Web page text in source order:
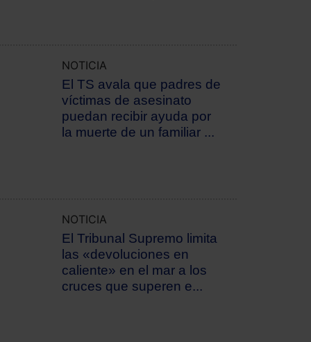
NOTICIA
El TS avala que padres de
víctimas de asesinato
puedan recibir ayuda por
la muerte de un familiar ...
NOTICIA
El Tribunal Supremo limita
las «devoluciones en
caliente» en el mar a los
cruces que superen e...